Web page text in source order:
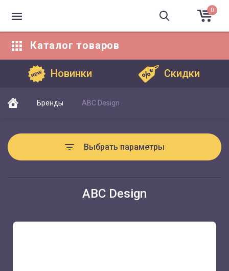
0
Каталог товаров
Новинки Скидки
Бренды ABC Design
Выбрать параметры
ABC Design